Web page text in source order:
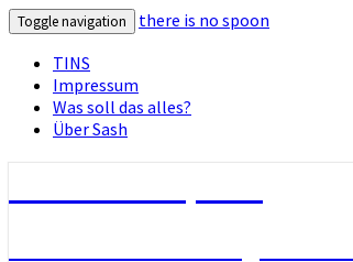
Toggle navigation
there is no spoon
TINS
Impressum
Was soll das alles?
Über Sash